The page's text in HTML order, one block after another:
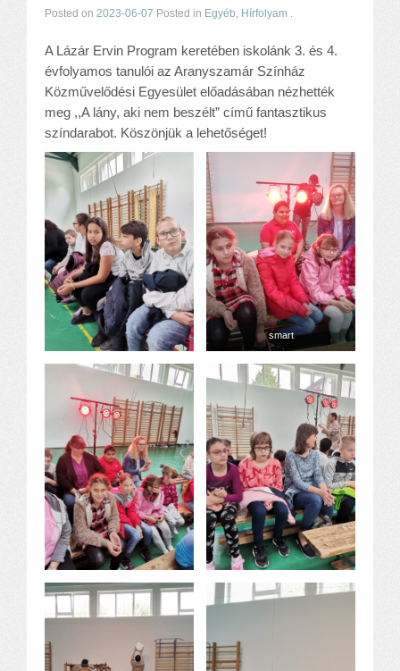
Posted on 2023-06-07 Posted in Egyéb, Hírfolyam .
A Lázár Ervin Program keretében iskolánk 3. és 4.
évfolyamos tanulói az Aranyszamár Színház
Közművelődési Egyesület előadásában nézhették
meg ,,A lány, aki nem beszélt” című fantasztikus
színdarabot. Köszönjük a lehetőséget!
smart